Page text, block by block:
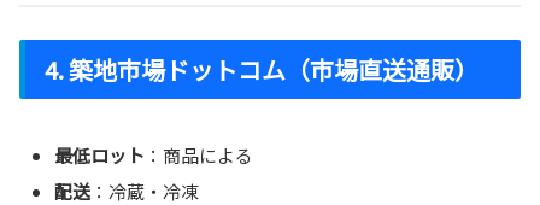
4. 築地市場ドットコム（市場直送通販）
最低ロット ：商品による
配送 ：冷蔵・冷凍